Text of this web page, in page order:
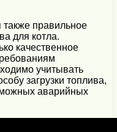
правильное
для котла.
качественное
учитывать
загрузки топлива,
аварийных